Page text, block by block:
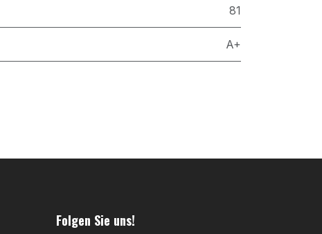
81
A+
Folgen Sie uns!